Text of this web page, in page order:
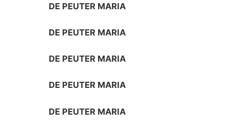
DE PEUTER MARIA
DE PEUTER MARIA
DE PEUTER MARIA
DE PEUTER MARIA
DE PEUTER MARIA